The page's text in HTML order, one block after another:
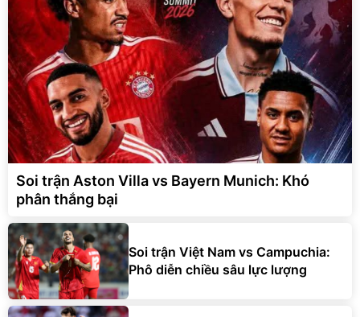
Soi trận Aston Villa vs Bayern Munich: Khó
phân thắng bại
Soi trận Việt Nam vs Campuchia:
Phô diễn chiều sâu lực lượng